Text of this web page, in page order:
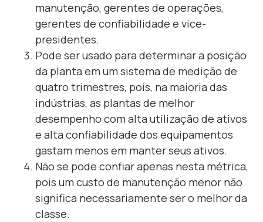
manutenção, gerentes de operações,
gerentes de confiabilidade e vice-
presidentes.
Pode ser usado para determinar a posição
da planta em um sistema de medição de
quatro trimestres, pois, na maioria das
indústrias, as plantas de melhor
desempenho com alta utilização de ativos
e alta confiabilidade dos equipamentos
gastam menos em manter seus ativos.
Não se pode confiar apenas nesta métrica,
pois um custo de manutenção menor não
significa necessariamente ser o melhor da
classe.